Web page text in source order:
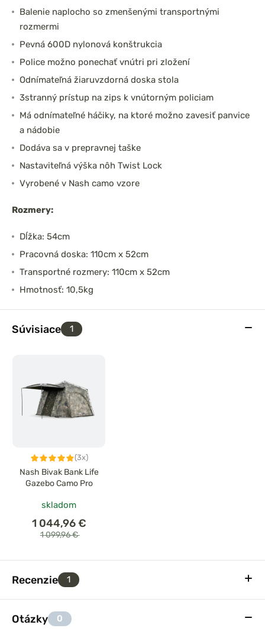
Balenie naplocho so zmenšenými transportnými
rozmermi
Pevná 600D nylonová konštrukcia
Police možno ponechať vnútri pri zložení
Odnímateľná žiaruvzdorná doska stola
3stranný prístup na zips k vnútorným policiam
Má odnímateľné háčiky, na ktoré možno zavesiť panvice
a nádobie
Dodáva sa v prepravnej taške
Nastaviteľná výška nôh Twist Lock
Vyrobené v Nash camo vzore
Rozmery:
Dĺžka: 54cm
Pracovná doska: 110cm x 52cm
Transportné rozmery: 110cm x 52cm
Hmotnosť: 10,5kg
Súvisiace 1
(3x)
Nash Bivak Bank Life
Gazebo Camo Pro
skladom
1 044,96 €
1 099,96 €
Recenzie 1
Otázky 0